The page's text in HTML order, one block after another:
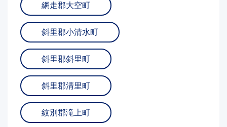
網走郡大空町
斜里郡小清水町
斜里郡斜里町
斜里郡清里町
紋別郡滝上町